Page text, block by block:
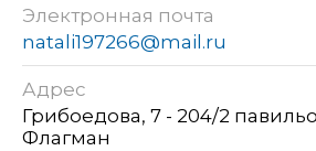
Электронная почта
natali197266@mail.ru
Адрес
Грибоедова, 7 - 204/2
Флагман